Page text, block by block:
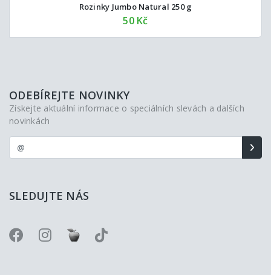
Rozinky Jumbo Natural 250 g
50 Kč
ODEBÍREJTE NOVINKY
Získejte aktuální informace o speciálních slevách a dalších
novinkách
SLEDUJTE NÁS